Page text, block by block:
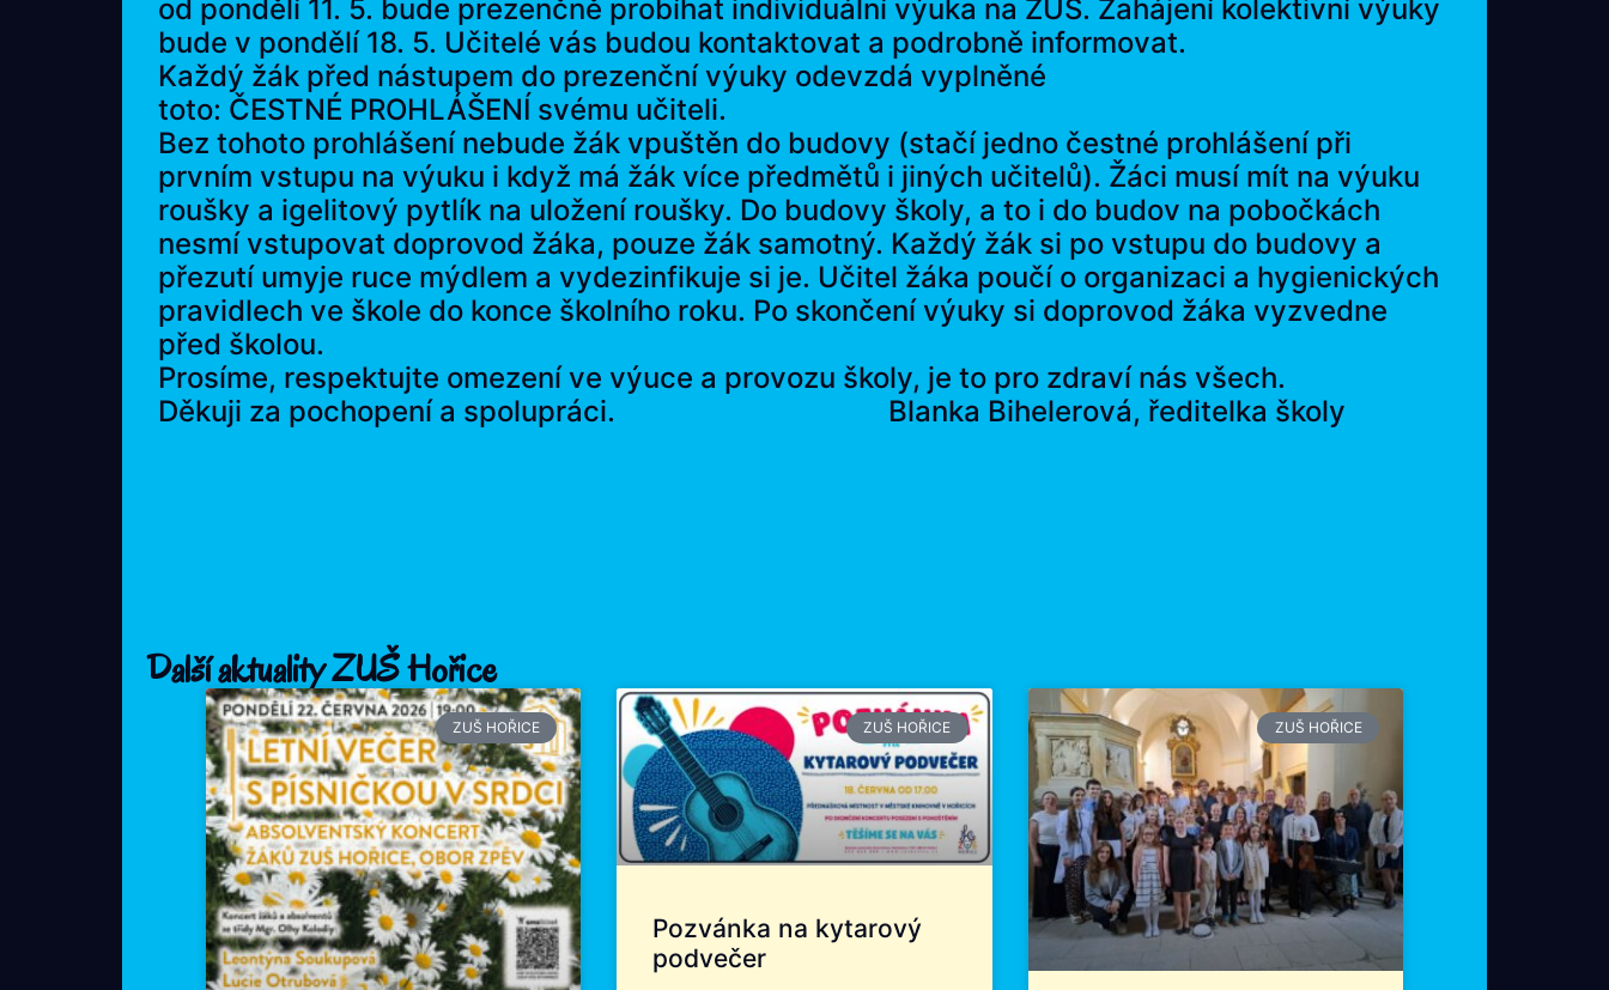
od pondělí 11. 5. bude prezenčně probíhat individuální výuka na ZUŠ. Zahájení kolektivní výuky
bude v pondělí 18. 5. Učitelé vás budou kontaktovat a podrobně informovat.
Každý žák před nástupem do prezenční výuky odevzdá vyplněné
toto: ČESTNÉ PROHLÁŠENÍ svému učiteli.
Bez tohoto prohlášení nebude žák vpuštěn do budovy (stačí jedno čestné prohlášení při
prvním vstupu na výuku i když má žák více předmětů i jiných učitelů). Žáci musí mít na výuku
roušky a igelitový pytlík na uložení roušky. Do budovy školy, a to i do budov na pobočkách
nesmí vstupovat doprovod žáka, pouze žák samotný. Každý žák si po vstupu do budovy a
přezutí umyje ruce mýdlem a vydezinfikuje si je. Učitel žáka poučí o organizaci a hygienických
pravidlech ve škole do konce školního roku. Po skončení výuky si doprovod žáka vyzvedne
před školou.
Prosíme, respektujte omezení ve výuce a provozu školy, je to pro zdraví nás všech.
Děkuji za pochopení a spolupráci. Blanka Bihelerová, ředitelka školy
Další aktuality ZUŠ Hořice
ZUŠ HOŘICE ZUŠ HOŘICE
Pozvánka na kytarový
podvečer
ZUŠ HOŘICE